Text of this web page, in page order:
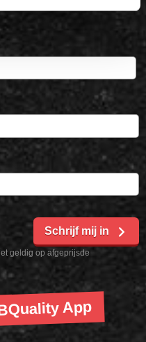
geldig op afgeprijsde
Schrijf mij in
App